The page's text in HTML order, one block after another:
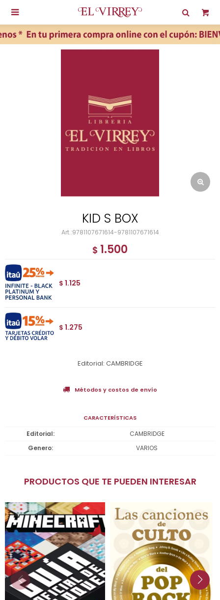

KID S BOX
9781107671614-9781107671614
$ 1.500
$ 1.125
$ 1.275
Editorial: CAMBRIDGE
Métodos y costos de envío
CARACTERÍSTICAS
Editorial
CAMBRIDGE
Genero
VARIOS
PRODUCTOS QUE TE PUEDEN INTERESAR